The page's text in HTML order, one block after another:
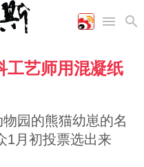
工艺师用混凝纸
园的熊猫幼崽的名
1月初投票选出来